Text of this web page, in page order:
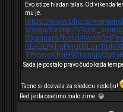
Evo stize hladan talas.Od vikenda
mu je.
https://www.blic.rs/
snega/
TPcypsKfrriH9ZteiInjjsCgBy8
Sada je postalo pravo čudo kada
Tacno si dozvala za sledecu nedelju!
Red je da osetimo malo zime. 😁